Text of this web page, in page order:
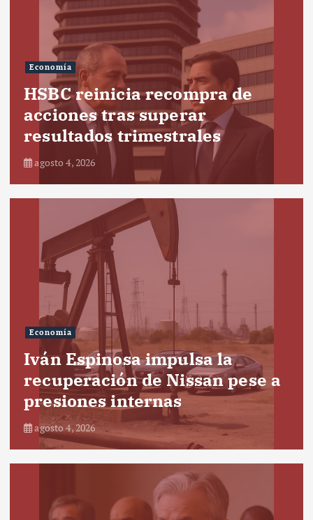
Economía
HSBC reinicia recompra de
acciones tras superar
resultados trimestrales
agosto 4, 2026
Economía
Iván Espinosa impulsa la
recuperación de Nissan pese a
presiones internas
agosto 4, 2026